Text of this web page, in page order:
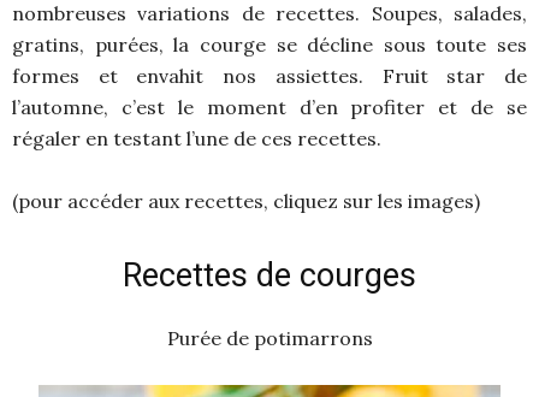
nombreuses variations de recettes. Soupes, salades,
gratins, purées, la courge se décline sous toute ses
formes et envahit nos assiettes. Fruit star de
l’automne, c’est le moment d’en profiter et de se
régaler en testant l’une de ces recettes.
(pour accéder aux recettes, cliquez sur les images)
Recettes de courges
Purée de potimarrons